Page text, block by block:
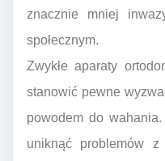
znacznie mniej
społecznym.
Zwykłe aparaty
stanowić pewne
powodem do
uniknąć problemów